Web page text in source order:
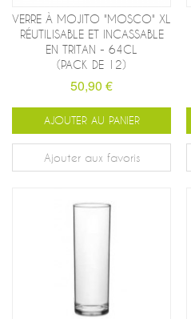
VERRE À MOJITO "MOSCO" XL
RÉUTILISABLE ET INCASSABLE
EN TRITAN - 64CL
(PACK DE 12)
50,90 €
AJOUTER AU PANIER
Ajouter aux favoris